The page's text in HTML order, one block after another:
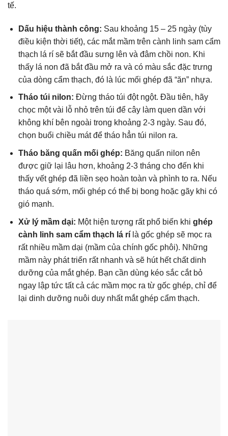
tế.
Dấu hiệu thành công: Sau khoảng 15 – 25 ngày (tùy
điều kiện thời tiết), các mắt mầm trên cành linh sam cẩm
thạch lá rí sẽ bắt đầu sưng lên và đâm chồi non. Khi
thấy lá non đã bắt đầu mở ra và có màu sắc đặc trưng
của dòng cẩm thạch, đó là lúc mối ghép đã “ăn” nhựa.
Tháo túi nilon: Đừng tháo túi đột ngột. Đầu tiên, hãy
chọc một vài lỗ nhỏ trên túi để cây làm quen dần với
không khí bên ngoài trong khoảng 2-3 ngày. Sau đó,
chọn buổi chiều mát để tháo hẳn túi nilon ra.
Tháo băng quấn mối ghép: Băng quấn nilon nên
được giữ lại lâu hơn, khoảng 2-3 tháng cho đến khi
thấy vết ghép đã liền sẹo hoàn toàn và phình to ra. Nếu
tháo quá sớm, mối ghép có thể bị bong hoặc gãy khi có
gió mạnh.
Xử lý mầm dại: Một hiện tượng rất phổ biến khi ghép
cành linh sam cẩm thạch lá rílà gốc ghép sẽ mọc ra
rất nhiều mầm dại (mầm của chính gốc phôi). Những
mầm này phát triển rất nhanh và sẽ hút hết chất dinh
dưỡng của mắt ghép. Bạn cần dùng kéo sắc cắt bỏ
ngay lập tức tất cả các mầm mọc ra từ gốc ghép, chỉ để
lại dinh dưỡng nuôi duy nhất mắt ghép cẩm thạch.